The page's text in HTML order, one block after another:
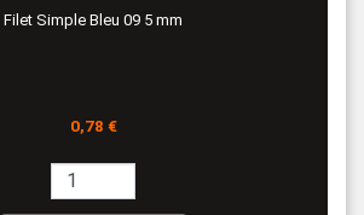
Filet Simple Bleu 09 5 mm
Prix
0,78 €